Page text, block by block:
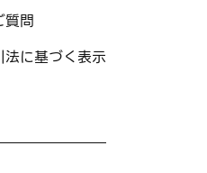
質問
に基づく表示